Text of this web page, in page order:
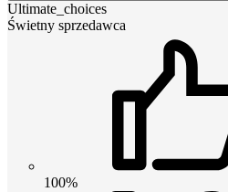
Ultimate_choices
Świetny sprzedawca
100%